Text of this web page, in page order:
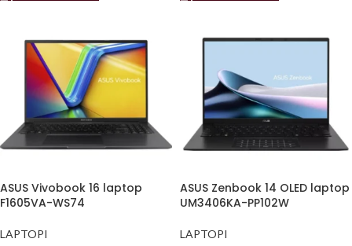
ASUS Vivobook 16 laptop
F1605VA-WS74
LAPTOPI
ASUS Zenbook 14 OLED laptop
UM3406KA-PP102W
LAPTOPI